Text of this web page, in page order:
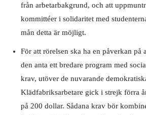
från arbetarbakgrund, och att
kommittéer i solidaritet med
mån detta är möjligt.
För att rörelsen ska ha en påverkan på
den anta ett bredare program med
krav, utöver de nuvarande
Klädfabriksarbetare gick i strejk förra
på 200 dollar. Sådana krav bör